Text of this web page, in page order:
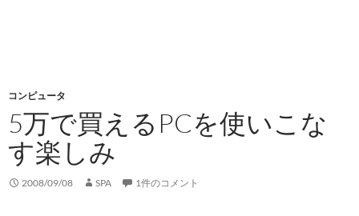
コンピュータ
5万で買えるPCを使いこな
す楽しみ
2008/09/08 SPA 1件のコメント